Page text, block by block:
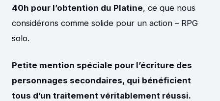
40h pour l’obtention du Platine, ce que nous
considérons comme solide pour un action – RPG
solo.
Petite mention spéciale pour l’écriture des
personnages secondaires, qui bénéficient
tous d’un traitement véritablement réussi.